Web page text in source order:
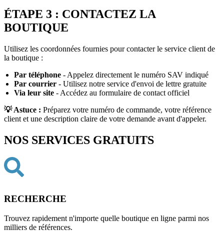
ÉTAPE 3 : CONTACTEZ LA
BOUTIQUE
Utilisez les coordonnées fournies pour contacter le service client de
la boutique :
Par téléphone - Appelez directement le numéro SAV indiqué
Par courrier - Utilisez notre service d'envoi de lettre gratuite
Via leur site - Accédez au formulaire de contact officiel
💡 Astuce : Préparez votre numéro de commande, votre référence
client et une description claire de votre demande avant d'appeler.
NOS SERVICES GRATUITS
RECHERCHE
Trouvez rapidement n'importe quelle boutique en ligne parmi nos
milliers de références.